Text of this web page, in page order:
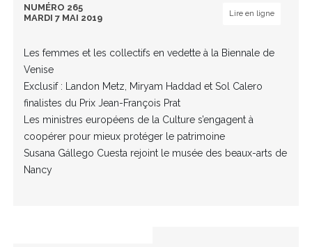
NUMÉRO 265
MARDI 7 MAI 2019
Lire en ligne
Les femmes et les collectifs en vedette à la Biennale de
Venise
Exclusif : Landon Metz, Miryam Haddad et Sol Calero
finalistes du Prix Jean-François Prat
Les ministres européens de la Culture s’engagent à
coopérer pour mieux protéger le patrimoine
Susana Gállego Cuesta rejoint le musée des beaux-arts de
Nancy